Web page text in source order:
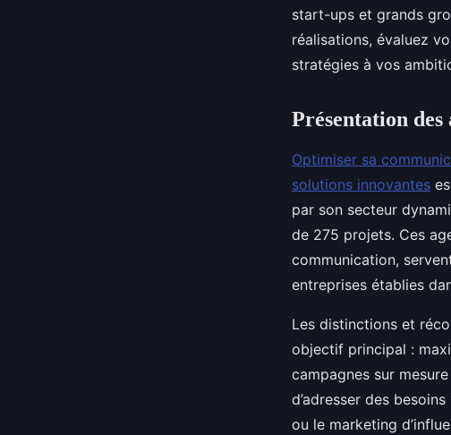
start-ups et grands
réalisations, évaluez
stratégies à vos
Présentation
Optimiser sa
solutions innovantes
par son secteur
de 275 projets. Ces
communication,
entreprises établies
Les distinctions et
objectif principal :
campagnes sur
d’adresser des
ou le marketing